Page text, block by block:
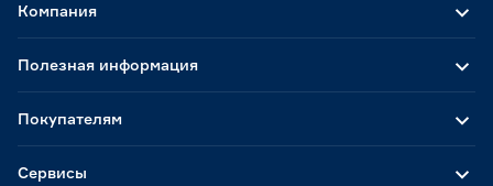
Компания
Полезная информация
Покупателям
Сервисы